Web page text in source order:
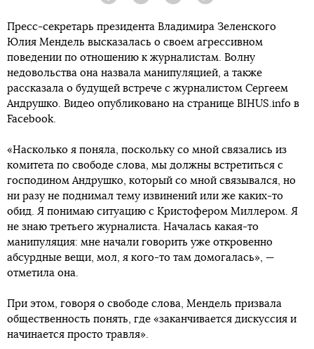
Пресс-секретарь президента Владимира Зеленского
Юлия Мендель высказалась о своем агрессивном
поведении по отношению к журналистам. Волну
недовольства она назвала манипуляцией, а также
рассказала о будущей встрече с журналистом Сергеем
Андрушко. Видео опубликовано на странице BIHUS.info в
Faceboоk.
«Насколько я поняла, поскольку со мной связались из
комитета по свободе слова, мы должны встретиться с
господином Андрушко, который со мной связывался, но
ни разу не поднимал тему извинений или же каких-то
обид. Я понимаю ситуацию с Кристофером Миллером. Я
не знаю третьего журналиста. Началась какая-то
манипуляция: мне начали говорить уже откровенно
абсурдные вещи, мол, я кого-то там домогалась», —
отметила она.
При этом, говоря о свободе слова, Мендель призвала
общественность понять, где «заканчивается дискуссия и
начинается просто травля».